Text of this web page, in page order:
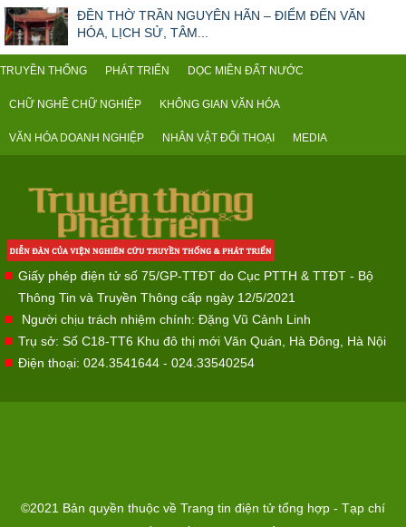
ĐỀN THỜ TRẦN NGUYÊN HÃN – ĐIỂM ĐẾN VĂN
HÓA, LỊCH SỬ, TÂM...
TRUYỀN THỐNG PHÁT TRIỂN DỌC MIỀN ĐẤT NƯỚC
CHỮ NGHỀ CHỮ NGHIỆP KHÔNG GIAN VĂN HÓA
VĂN HÓA DOANH NGHIỆP NHÂN VẬT ĐỐI THOẠI MEDIA
Giấy phép điện tử số 75/GP-TTĐT do Cục PTTH & TTĐT - Bộ
Thông Tin và Truyền Thông cấp ngày 12/5/2021
Người chịu trách nhiệm chính: Đặng Vũ Cảnh Linh
Trụ sở: Số C18-TT6 Khu đô thị mới Văn Quán, Hà Đông, Hà Nội
Điện thoại: 024.3541644 - 024.33540254
©2021 Bản quyền thuộc về Trang tin điện tử tổng hợp - Tạp chí